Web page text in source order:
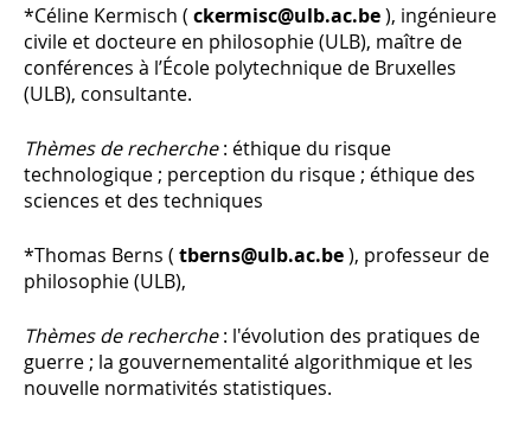
*Céline Kermisch ( ckermisc@ulb.ac.be), ingénieure
civile et docteure en philosophie (ULB), maître de
conférences à l’École polytechnique de Bruxelles
(ULB), consultante.
Thèmes de recherche: éthique du risque
technologique ; perception du risque ; éthique des
sciences et des techniques
*Thomas Berns ( tberns@ulb.ac.be), professeur de
philosophie (ULB),
Thèmes de recherche: l'évolution des pratiques de
guerre ; la gouvernementalité algorithmique et les
nouvelle normativités statistiques.